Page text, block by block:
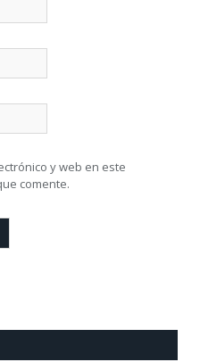
y web en este
comente.